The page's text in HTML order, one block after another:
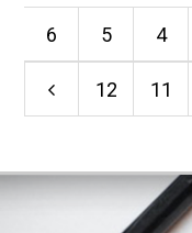
4
5
6
11
12